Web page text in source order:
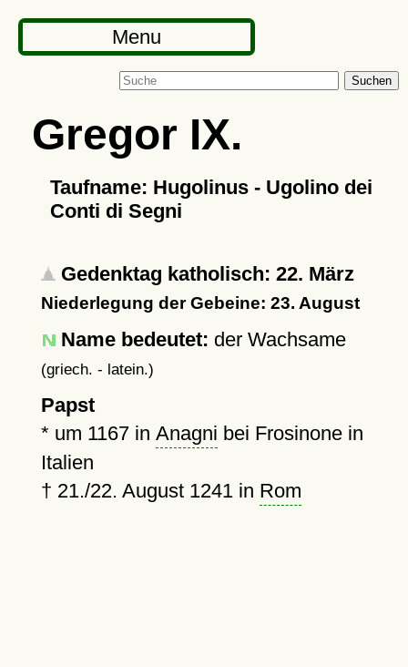
Menu
Suchen
Gregor IX.
Taufname: Hugolinus - Ugolino dei
Conti di Segni
Gedenktag katholisch: 22. März
Niederlegung der Gebeine: 23. August
Name bedeutet: der Wachsame
(griech. - latein.)
Papst
* um 1167in Anagni bei Frosinone in
Italien
† 21./22. August 1241in Rom